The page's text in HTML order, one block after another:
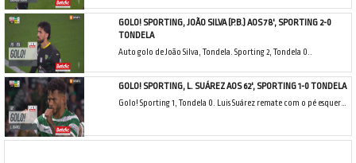
GOLO! SPORTING, JOÃO SILVA (P.B.) AOS 78', SPORTING 2-0
TONDELA
Auto golo de João Silva, Tondela. Sporting 2, Tondela 0..
GOLO! SPORTING, L. SUÁREZ AOS 62', SPORTING 1-0 TONDELA
Golo! Sporting 1, Tondela 0. Luis Suárez remate com o pé esquerdo do lado direito da área.